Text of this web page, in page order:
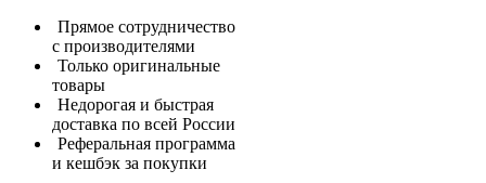
Прямое сотрудничество
с производителями
Только оригинальные
товары
Недорогая и быстрая
доставка по всей России
Реферальная программа
и кешбэк за покупки